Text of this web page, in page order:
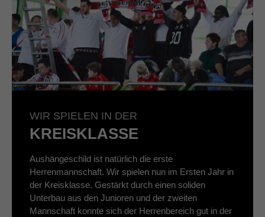
WIR SPIELEN IN DER
KREISKLASSE
Aushängeschild ist natürlich die erste
Herrenmannschaft. Wir spielen nun im Ersten Jahr in
der Kreisklasse. Gestärkt durch einen soliden
Unterbau aus den Junioren und der zweiten
Mannschaft konnte sich der Herrenbereich gut in der